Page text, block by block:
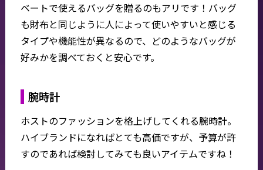
ベートで使えるバッグを贈るのもアリです！バッグ
も財布と同じように人によって使いやすいと感じる
タイプや機能性が異なるので、どのようなバッグが
好みかを調べておくと安心です。
腕時計
ホストのファッションを格上げしてくれる腕時計。
ハイブランドになればとても高価ですが、予算が許
すのであれば検討してみても良いアイテムですね！